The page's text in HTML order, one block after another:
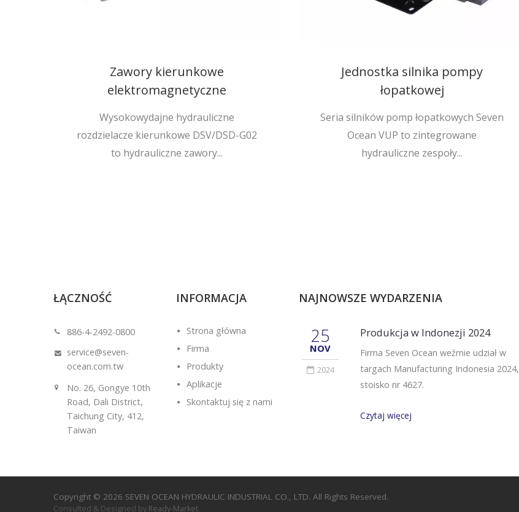
Zawory kierunkowe
elektromagnetyczne
Wysokowydajne hydrauliczne
rozdzielacze kierunkowe DSV/DSD-G02
to hydrauliczne zawory...
Jednostka silnika pompy
łopatkowej
Seria silników pomp łopatkowych Seven
Ocean VUP to zintegrowane
hydrauliczne zespoły...
ŁĄCZNOŚĆ
886-4-2492-0800
service@seven-
ocean.com.tw
No. 26, Gongye 10th
Road, Dali District,
Taichung City, 412,
Taiwan
INFORMACJA
Strona główna
Firma
Produkty
Aplikacje
Skontaktuj się z nami
NAJNOWSZE WYDARZENIA
19
NOV
2024
bauma CHINY 2024
Seven Ocean weźmie udział w targach
bauma CHINA 2024 na stoisku N3.830.
Czytaj więcej
25
NOV
2024
Produkcja w Indonezji 2024
Firma Seven Ocean weźmie udział w
targach Manufacturing Indonesia 2024,
stoisko nr 4627.
Czytaj więcej
Copyright © 2026 SEVEN OCEAN HYDRAULIC INDUSTRIAL CO., LTD. All Rights Reserved.
Consulted & Designed by Ready-Market.